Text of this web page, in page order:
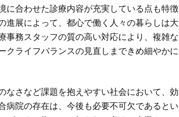
に合わせた診療内容が充実している点も特徴
進展によって、都心で働く人々の暮らしは大
事務スタッフの質の高い対応により、複雑な
クライフバランスの見直しまできめ細やかに
なさなど課題を抱えやすい社会において、効
病院の存在は、今後も必要不可欠であるとい